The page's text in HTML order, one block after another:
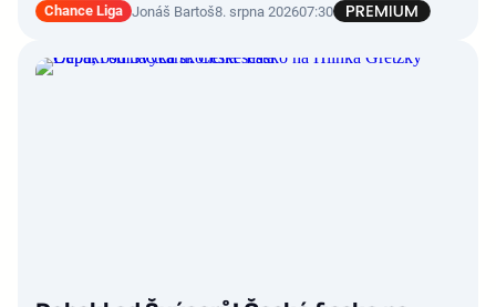
Chance Liga Jonáš Bartoš8. srpna 202607:30